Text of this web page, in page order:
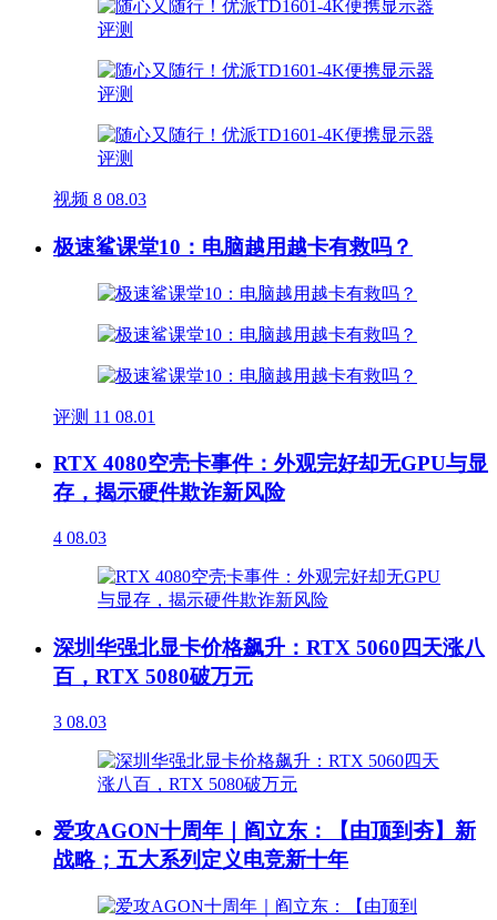
视频 8 08.03
极速鲨课堂10：电脑越用越卡有救吗？
评测 11 08.01
RTX 4080空壳卡事件：外观完好却无GPU与显
存，揭示硬件欺诈新风险
4 08.03
深圳华强北显卡价格飙升：RTX 5060四天涨八
百，RTX 5080破万元
3 08.03
爱攻AGON十周年｜阎立东：【由顶到夯】新
战略；五大系列定义电竞新十年